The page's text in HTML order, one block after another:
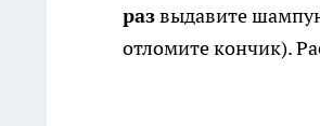
развыдавите
отломите кончик).